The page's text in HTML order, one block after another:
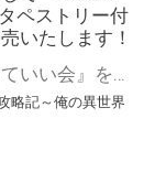
ペストリー付
いたします！
略記～俺の異世界